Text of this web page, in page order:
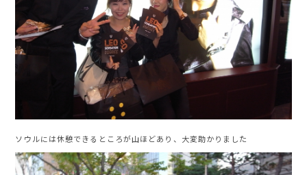
ソウルには休憩できるところが山ほどあり、大変助かりました